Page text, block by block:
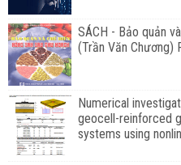
SÁCH - Bảo quản
(Trần Văn Chương)
Numerical
geocell-reinforced
systems using